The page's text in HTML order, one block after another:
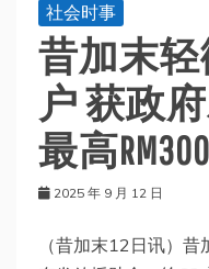
社会时事
昔加末轻
户 获政
最高
2025 年 9 月 12 日
（昔加末12日讯）